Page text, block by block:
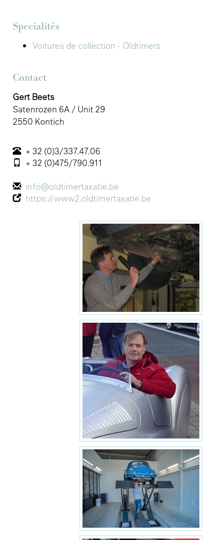
Specialités
Voitures de collection - Oldtimers
Contact
Gert Beets
Satenrozen 6A / Unit 29
2550 Kontich
+ 32 (0)3/337.47.06
+ 32 (0)475/790.911
info@oldtimertaxatie.be
https://www2.oldtimertaxatie.be